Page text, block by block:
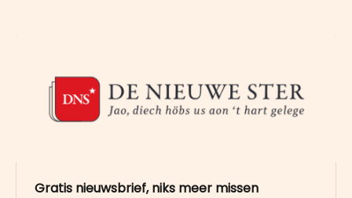
Gratis nieuwsbrief, niks meer missen